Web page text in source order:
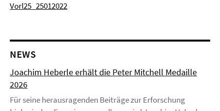
Vorl25_25012022
NEWS
Joachim Heberle erhält die Peter Mitchell Medaille
2026
Für seine herausragenden Beiträge zur Erforschung